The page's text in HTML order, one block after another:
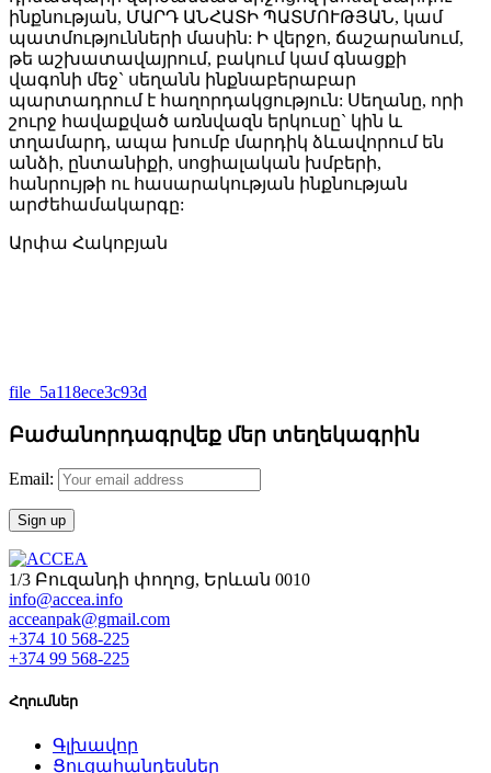
ինքնության, ՄԱՐԴ ԱՆՀԱՏԻ ՊԱՏՄՈՒԹՅԱՆ, կամ
պատմությունների մասին: Ի վերջո, ճաշարանում,
թե աշխատավայրում, բակում կամ գնացքի
վագոնի մեջ` սեղանն ինքնաբերաբար
պարտադրում է հաղորդակցություն: Սեղանը, որի
շուրջ հավաքված առնվազն երկուսը` կին և
տղամարդ, ապա խումբ մարդիկ ձևավորում են
անձի, ընտանիքի, սոցիալական խմբերի,
հանրույթի ու հասարակության ինքնության
արժեհամակարգը:
Արփա Հակոբյան
file_5a118ece3c93d
Բաժանորդագրվեք մեր տեղեկագրին
Email:
1/3 Բուզանդի փողոց, Երևան 0010
info@accea.info
acceanpak@gmail.com
+374 10 568-225
+374 99 568-225
Հղումներ
Գլխավոր
Ցուցահանդեսներ